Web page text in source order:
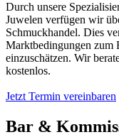
Durch unsere
Juwelen verfügen wir
Schmuckhandel. Dies
Marktbedingungen zum
einzuschätzen. Wir
kostenlos.
Jetzt Termin vereinbaren
Bar &